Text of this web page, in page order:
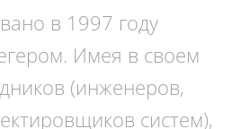
в 1997 году
Имея в своем
(инженеров,
систем),